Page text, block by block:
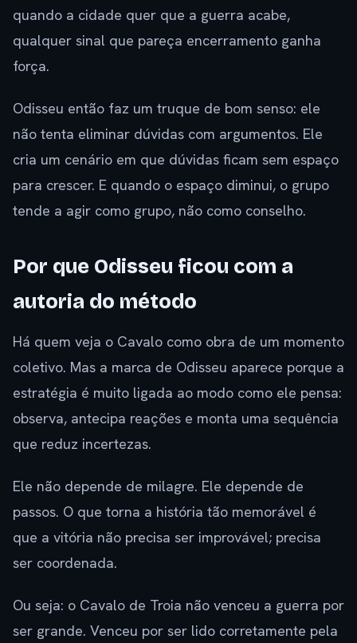
quando a cidade quer que a guerra acabe,
qualquer sinal que pareça encerramento ganha
força.
Odisseu então faz um truque de bom senso: ele
não tenta eliminar dúvidas com argumentos. Ele
cria um cenário em que dúvidas ficam sem espaço
para crescer. E quando o espaço diminui, o grupo
tende a agir como grupo, não como conselho.
Por que Odisseu ficou com a
autoria do método
Há quem veja o Cavalo como obra de um momento
coletivo. Mas a marca de Odisseu aparece porque a
estratégia é muito ligada ao modo como ele pensa:
observa, antecipa reações e monta uma sequência
que reduz incertezas.
Ele não depende de milagre. Ele depende de
passos. O que torna a história tão memorável é
que a vitória não precisa ser improvável; precisa
ser coordenada.
Ou seja: o Cavalo de Troia não venceu a guerra por
ser grande. Venceu por ser lido corretamente pela